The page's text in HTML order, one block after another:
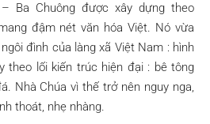
Ba Chuông được xây dựng theo
đậm nét văn hóa Việt. Nó vừa
đình của làng xã Việt Nam : hình
theo lối kiến trúc hiện đại : bê tông
Nhà Chúa vì thế trở nên nguy nga,
thoát, nhẹ nhàng.